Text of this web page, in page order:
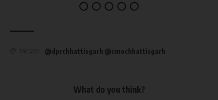
@dprchhattisgarh @cmochhattisgarh
What do you think?